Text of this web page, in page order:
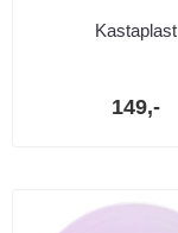
Kastaplast
149,-